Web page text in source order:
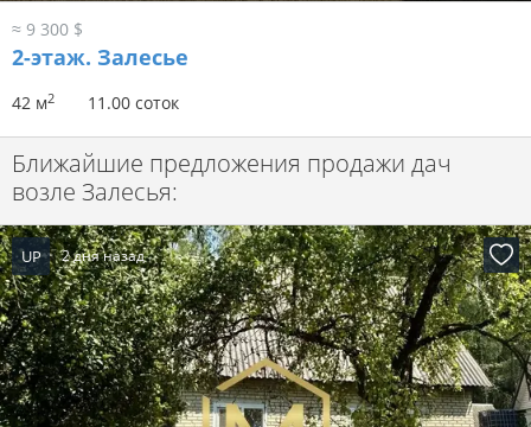
≈ 9 300 $
2-этаж. Залесье
42 м2 11.00 соток
Ближайшие предложения продажи дач
возле Залесья:
UP 2 дня назад